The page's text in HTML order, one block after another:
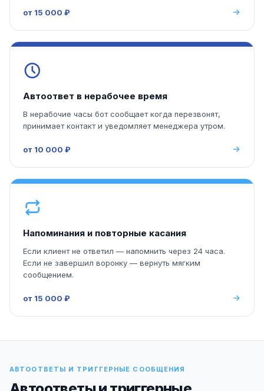
от 15 000 ₽
Автоответ в нерабочее время
В нерабочие часы бот сообщает когда перезвонят,
принимает контакт и уведомляет менеджера утром.
от 10 000 ₽
Напоминания и повторные касания
Если клиент не ответил — напомнить через 24 часа.
Если не завершил воронку — вернуть мягким
сообщением.
от 15 000 ₽
АВТООТВЕТЫ И ТРИГГЕРНЫЕ СООБЩЕНИЯ